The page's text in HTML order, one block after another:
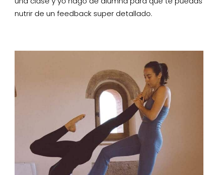
nutrir de un feedback super detallado.